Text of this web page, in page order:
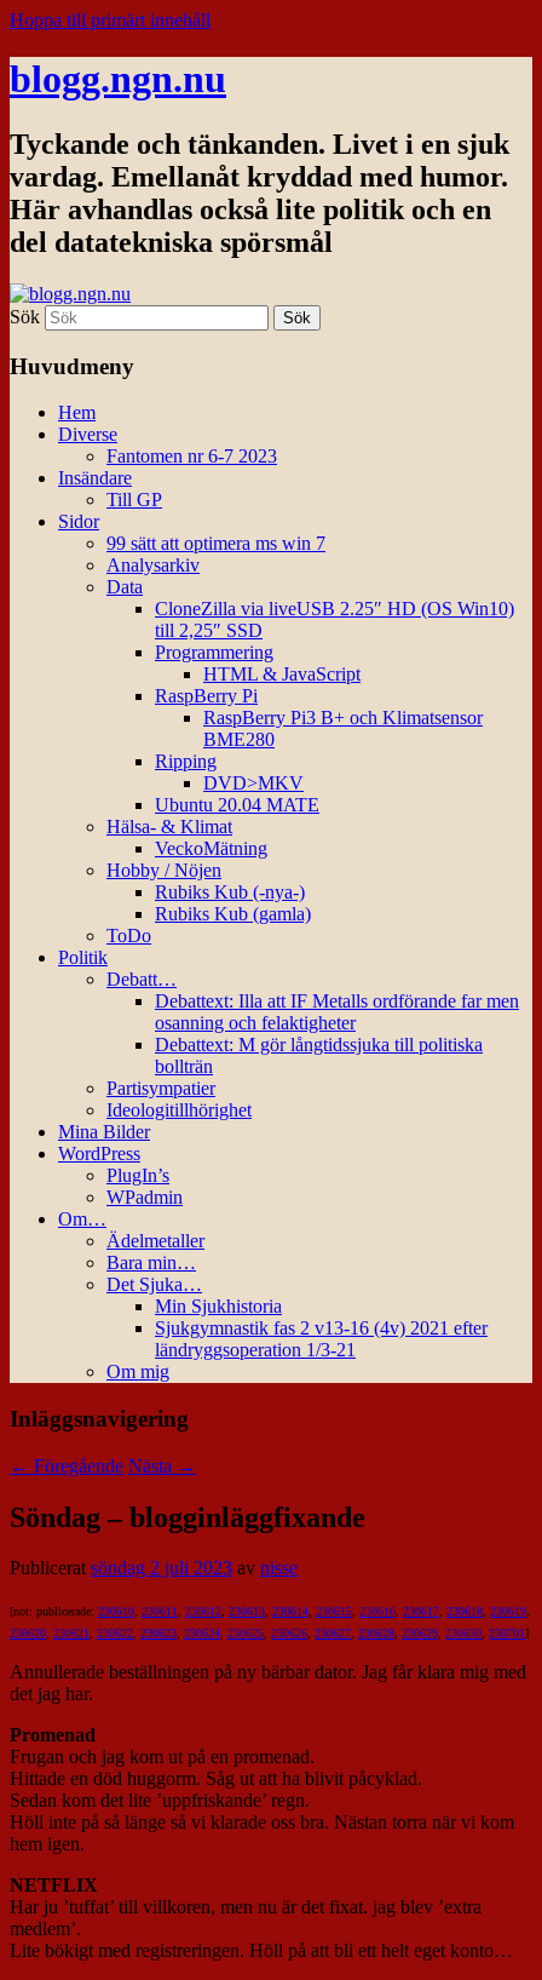
Hoppa till primärt innehåll
blogg.ngn.nu
Tyckande och tänkanden. Livet i en sjuk
vardag. Emellanåt kryddad med humor.
Här avhandlas också lite politik och en
del datatekniska spörsmål
Sök
Huvudmeny
Hem
Diverse
Fantomen nr 6-7 2023
Insändare
Till GP
Sidor
99 sätt att optimera ms win 7
Analysarkiv
Data
CloneZilla via liveUSB 2.25″ HD (OS Win10)
till 2,25″ SSD
Programmering
HTML & JavaScript
RaspBerry Pi
RaspBerry Pi3 B+ och Klimatsensor
BME280
Ripping
DVD>MKV
Ubuntu 20.04 MATE
Hälsa- & Klimat
VeckoMätning
Hobby / Nöjen
Rubiks Kub (-nya-)
Rubiks Kub (gamla)
ToDo
Politik
Debatt…
Debattext: Illa att IF Metalls ordförande far men
osanning och felaktigheter
Debattext: M gör långtidssjuka till politiska
bollträn
Partisympatier
Ideologitillhörighet
Mina Bilder
WordPress
PlugIn’s
WPadmin
Om…
Ädelmetaller
Bara min…
Det Sjuka…
Min Sjukhistoria
Sjukgymnastik fas 2 v13-16 (4v) 2021 efter
ländryggsoperation 1/3-21
Om mig
Inläggsnavigering
← Föregående Nästa →
Söndag – blogginläggfixande
Publiceratsöndag 2 juli 2023 av nisse
[not: publicerade: 230610, 230611, 230612, 230613, 230614, 230615, 230616, 230617, 230618, 230619,
230620, 230621, 230622, 230623, 230624, 230625, 230626, 230627, 230628, 230629, 230630, 230701]
Annullerade beställningen på ny bärbar dator. Jag får klara mig med
det jag har.
Promenad
Frugan och jag kom ut på en promenad.
Hittade en död huggorm. Såg ut att ha blivit påcyklad.
Sedan kom det lite ’uppfriskande’ regn.
Höll inte på så länge så vi klarade oss bra. Nästan torra när vi kom
hem igen.
NETFLIX
Har ju ’tuffat’ till villkoren, men nu är det fixat. jag blev ’extra
medlem’.
Lite bökigt med registreringen. Höll på att bli ett helt eget konto…